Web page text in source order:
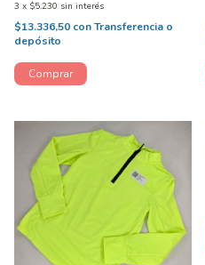
3 x $5.230 sin interés
$13.336,50 conTransferencia o
depósito